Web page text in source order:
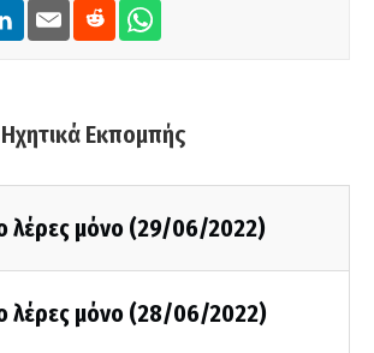
Εκπομπής
λέρες μόνο (29/06/2022)
λέρες μόνο (28/06/2022)